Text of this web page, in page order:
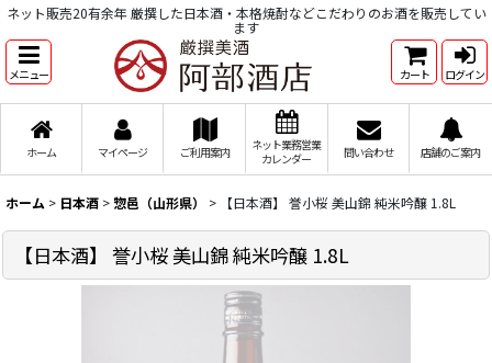
ネット販売20有余年 厳撰した日本酒・本格焼酎などこだわりのお酒を販売してい
ます
メニュー カート ログイン
ホーム マイページ ご利用案内
ネット業務営業
カレンダー
問い合わせ 店舗のご案内
ホーム > 日本酒 > 惣邑（山形県） > 【日本酒】 誉小桜 美山錦 純米吟醸 1.8L
【日本酒】 誉小桜 美山錦 純米吟醸 1.8L